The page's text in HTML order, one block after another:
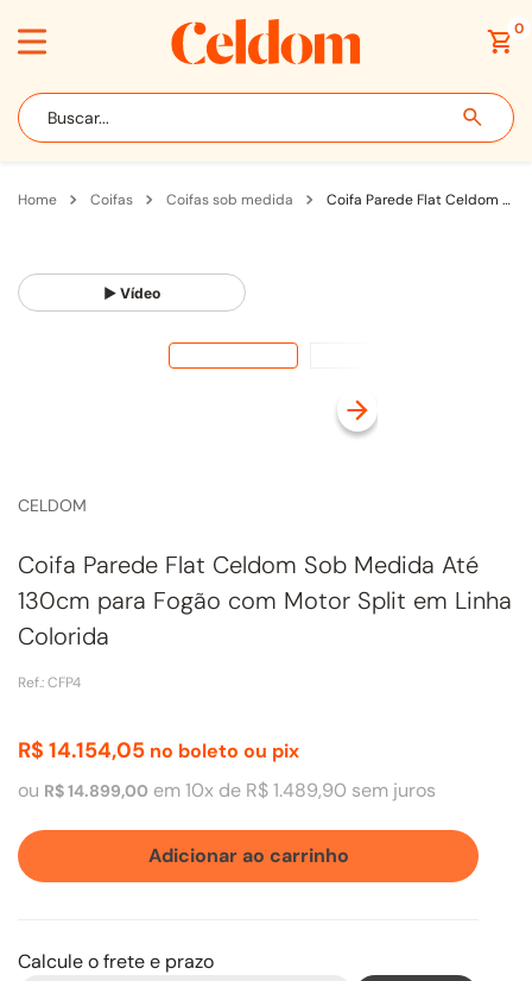
0
Buscar...
coifas coifas sob medida Coifa Parede Flat Celdom Sob Medida Até 130cm para Fogão com Motor Split em Linha Colorida
▶ Vídeo
CELDOM
Coifa Parede Flat Celdom Sob Medida Até
130cm para Fogão com Motor Split em Linha
Colorida
Ref.:CFP4
R$ 14.154,05 no boleto ou pix
ou R$14.899,00 em10x de R$1.489,90 sem juros
Adicionar ao carrinho
Calcule o frete e prazo